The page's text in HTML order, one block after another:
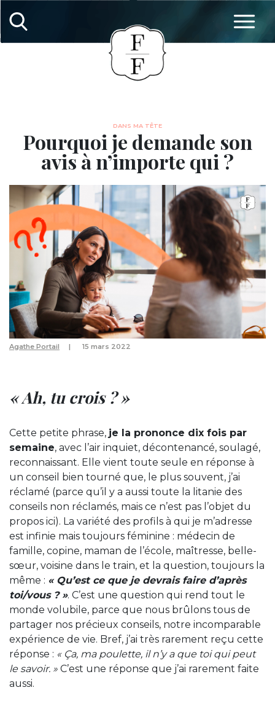
DANS MA TÊTE
Pourquoi je demande son
avis à n’importe qui ?
Agathe Portail 15 mars 2022
« Ah, tu crois ? »
Cette petite phrase, je la prononce dix fois par
semaine, avec l’air inquiet, décontenancé, soulagé,
reconnaissant. Elle vient toute seule en réponse à
un conseil bien tourné que, le plus souvent, j’ai
réclamé (parce qu’il y a aussi toute la litanie des
conseils non réclamés, mais ce n’est pas l’objet du
propos ici). La variété des profils à qui je m’adresse
est infinie mais toujours féminine : médecin de
famille, copine, maman de l’école, maîtresse, belle-
sœur, voisine dans le train, et la question, toujours la
même : « Qu’est ce que je devrais faire d’après
toi/vous ? ». C’est une question qui rend tout le
monde volubile, parce que nous brûlons tous de
partager nos précieux conseils, notre incomparable
expérience de vie. Bref, j’ai très rarement reçu cette
réponse : « Ça, ma poulette, il n’y a que toi qui peut
le savoir. » C’est une réponse que j’ai rarement faite
aussi.